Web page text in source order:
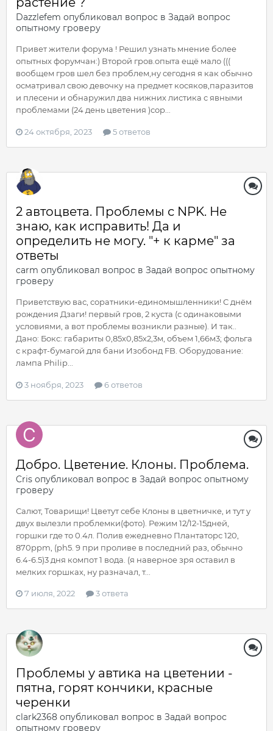
Dazzlefem опубликовал вопрос в Задай вопрос
опытному гроверу
Привет жители форума ! Решил узнать мнение более
опытных форумчан:) Второй гров.опыта ещё мало (((
вообщем гров шел без проблем,ну сегодня я как обычно
осматривал свою девочку на предмет косяков,паразитов
и плесени и обнаружил два нижних листика с явными
проблемами (24 день цветения )сор...
24 октября, 2023 5 ответов
2 автоцвета. Проблемы с NPK. Не
знаю, как исправить! Да и
определить не могу. "+ к карме" за
ответы
carm опубликовал вопрос в Задай вопрос опытному
гроверу
Приветствую вас, соратники-единомышленники! С днём
рождения Дзаги! первый гров, 2 куста (с одинаковыми
условиями, а вот проблемы возникли разные). И так..
Дано: Бокс: габариты 0,85х0,85х2,3м, объем 1,66м3; фольга
с крафт-бумагой для бани Изобонд FB. Оборудование:
лампа Philip...
3 ноября, 2023 6 ответов
Добро. Цветение. Клоны. Проблема.
Cris опубликовал вопрос в Задай вопрос опытному
гроверу
Салют, Товарищи! Цветут себе Клоны в цветничке, и тут у
двух вылезли проблемки(фото). Режим 12/12-15дней,
горшки где то 0.4л. Полив ежедневно Плантаторс 120,
870ppm, (ph5. 9 при проливе в последний раз, обычно
6.4-6.5)3 дня компот 1 вода. (я наверное зря оставил в
мелких горшках, ну разначал, т...
7 июля, 2022 3 ответа
Проблемы у автика на цветении -
пятна, горят кончики, красные
черенки
clark2368 опубликовал вопрос в Задай вопрос
опытному гроверу